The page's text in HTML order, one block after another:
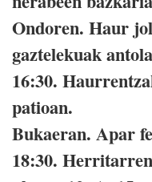
Ondoren. Haur
gaztelekuak
16:30.
patioan.
Bukaeran. Apar
18:30.